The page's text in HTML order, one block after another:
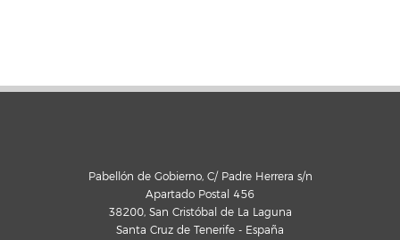
Pabellón de Gobierno, C/ Padre Herrera s/n
Apartado Postal 456
38200, San Cristóbal de La Laguna
Santa Cruz de Tenerife - España